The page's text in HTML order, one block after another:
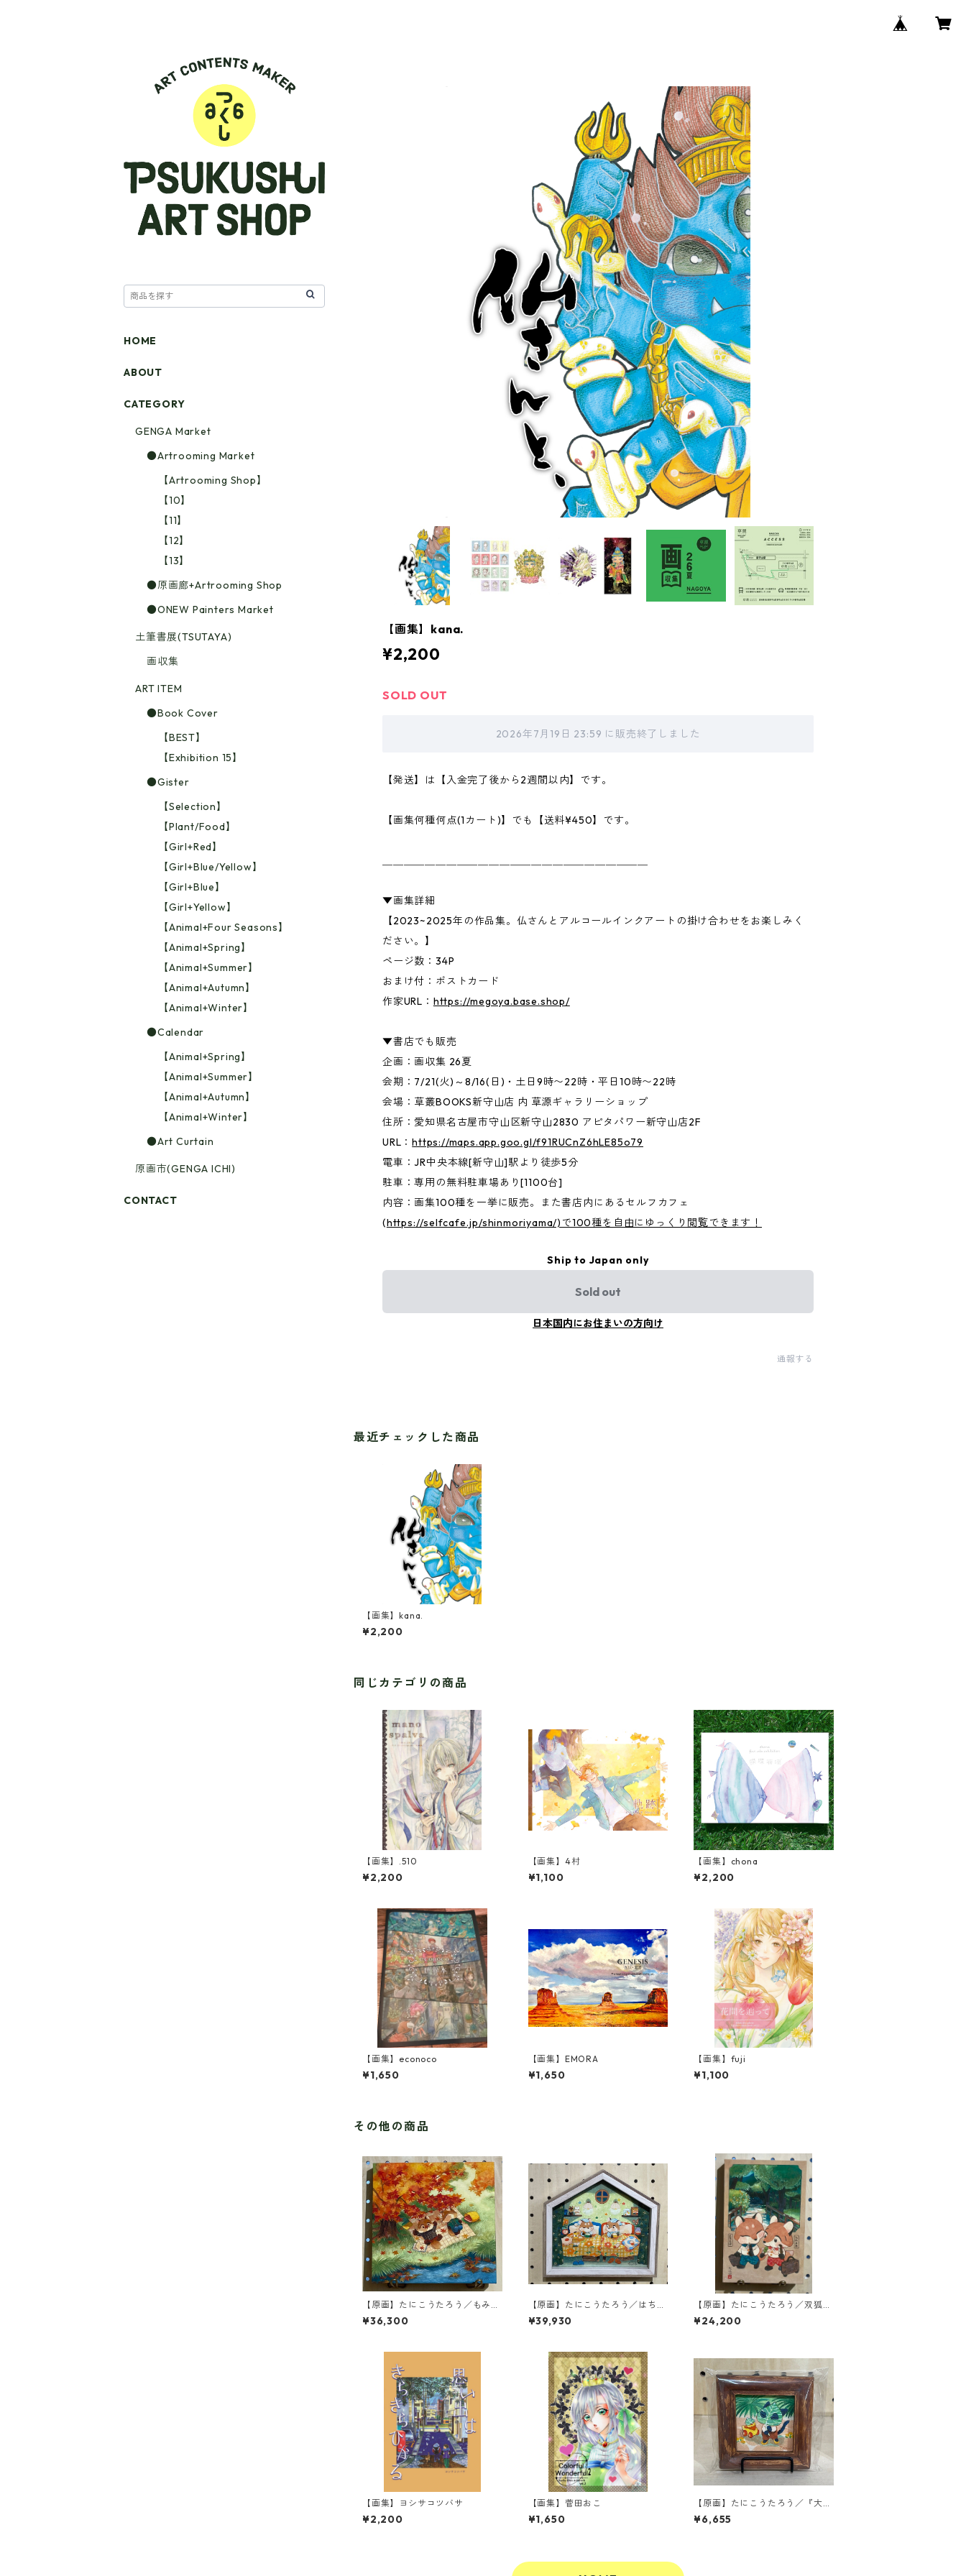
【画集】kana.
¥2,200
SOLD OUT
2026年7月19日 23:59 に販売終了しました
【発送】は【入金完了後から2週間以内】です。
【画集何種何点(1カート)】でも【送料¥450】です。
▼画集詳細
【2023~2025年の作品集。仏さんとアルコールインクアートの掛け合わせをお楽しみく
ださい。】
ページ数：34P
おまけ付：ポストカード
作家URL： https://megoya.base.shop/
▼書店でも販売
企画：画収集 26夏
会期：7/21(火)～8/16(日)・土日9時〜22時・平日10時〜22時
会場：草叢BOOKS新守山店 内 草源ギャラリーショップ
住所：愛知県名古屋市守山区新守山2830 アピタパワー新守山店2F
URL：https://maps.app.goo.gl/f91RUCnZ6hLE85o79
電車：JR中央本線[新守山]駅より徒歩5分
駐車：専用の無料駐車場あり[1100台]
内容：画集100種を一挙に販売。また書店内にあるセルフカフェ
(https://selfcafe.jp/shinmoriyama/)で100種を自由にゆっくり閲覧できます！
Ship to Japan only
Sold out
日本国内にお住まいの方向け
通報する
最近チェックした商品
【画集】kana.
¥2,200
同じカテゴリの商品
【画集】.510
¥2,200
【画集】4村
¥1,100
【画集】chona
¥2,200
【画集】econoco
¥1,650
【画集】EMORA
¥1,650
【画集】fuji
¥1,100
その他の商品
【原画】たにこうたろう／もみじ
のしおり
¥36,300
【原画】たにこうたろう／はちみ
つの魔法
¥39,930
【原画】たにこうたろう／双狐漫
歩旅-お団子-
¥24,200
【画集】ヨシサコツバサ
¥2,200
【画集】菅田おこ
¥1,650
【原画】たにこうたろう／『大き
な葉っぱ！』
¥6,655
HOME
ABOUT
CATEGORY
GENGA Market
●Artrooming Market
【Artrooming Shop】
【10】
【11】
【12】
【13】
●原画廊+Artrooming Shop
●ONEW Painters Market
土筆書展(TSUTAYA)
画収集
ART ITEM
●Book Cover
【BEST】
【Exhibition 15】
●Gister
【Selection】
【Plant/Food】
【Girl+Red】
【Girl+Blue/Yellow】
【Girl+Blue】
【Girl+Yellow】
【Animal+Four Seasons】
【Animal+Spring】
【Animal+Summer】
【Animal+Autumn】
【Animal+Winter】
●Calendar
【Animal+Spring】
【Animal+Summer】
【Animal+Autumn】
【Animal+Winter】
●Art Curtain
原画市(GENGA ICHI)
CONTACT